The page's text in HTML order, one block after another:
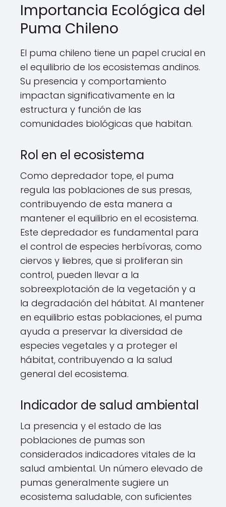
Importancia Ecológica del
Puma Chileno
El puma chileno tiene un papel crucial en
el equilibrio de los ecosistemas andinos.
Su presencia y comportamiento
impactan significativamente en la
estructura y función de las
comunidades biológicas que habitan.
Rol en el ecosistema
Como depredador tope, el puma
regula las poblaciones de sus presas,
contribuyendo de esta manera a
mantener el equilibrio en el ecosistema.
Este depredador es fundamental para
el control de especies herbívoras, como
ciervos y liebres, que si proliferan sin
control, pueden llevar a la
sobreexplotación de la vegetación y a
la degradación del hábitat. Al mantener
en equilibrio estas poblaciones, el puma
ayuda a preservar la diversidad de
especies vegetales y a proteger el
hábitat, contribuyendo a la salud
general del ecosistema.
Indicador de salud ambiental
La presencia y el estado de las
poblaciones de pumas son
considerados indicadores vitales de la
salud ambiental. Un número elevado de
pumas generalmente sugiere un
ecosistema saludable, con suficientes